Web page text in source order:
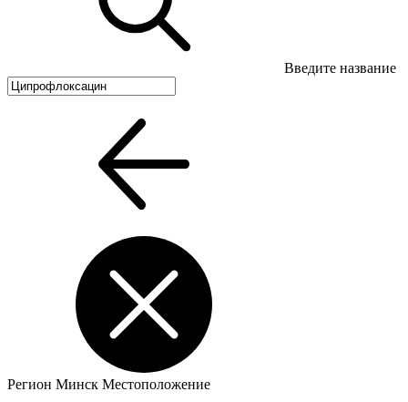
Введите название
Регион Минск Местоположение